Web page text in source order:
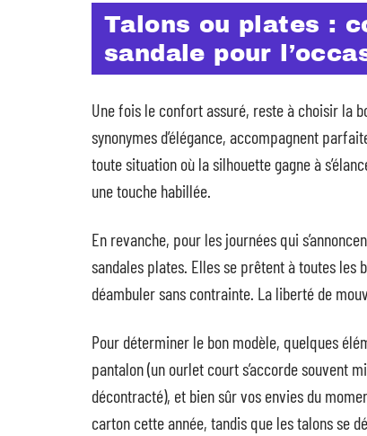
Talons ou plates :
sandale pour
Une fois le confort assuré, reste à choisir la
synonymes d’élégance, accompagnent
toute situation où la silhouette gagne à
une touche habillée.
En revanche, pour les journées qui
sandales plates. Elles se prêtent à toutes
déambuler sans contrainte. La liberté de
Pour déterminer le bon modèle, quelques
pantalon (un ourlet court s’accorde souvent
décontracté), et bien sûr vos envies du
carton cette année, tandis que les talons se